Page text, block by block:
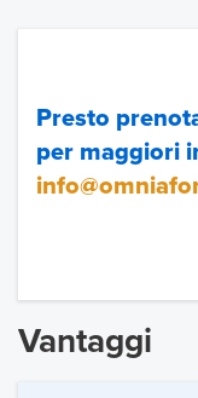
Presto
per maggiori
Vantaggi